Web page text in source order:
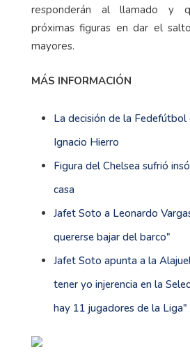
responderán al llamado y
próximas figuras en dar el
mayores.
MÁS INFORMACIÓN
La decisión de la Fedefútbol
Ignacio Hierro
Figura del Chelsea sufrió
casa
Jafet Soto a Leonardo
quererse bajar del barco"
Jafet Soto apunta a la
tener yo injerencia en la
hay 11 jugadores de la Liga"